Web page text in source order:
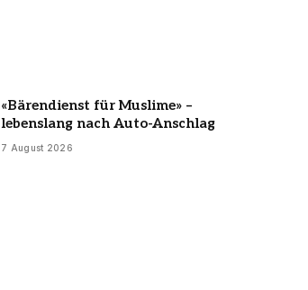
«Bärendienst für Muslime» –
lebenslang nach Auto-Anschlag
7 August 2026